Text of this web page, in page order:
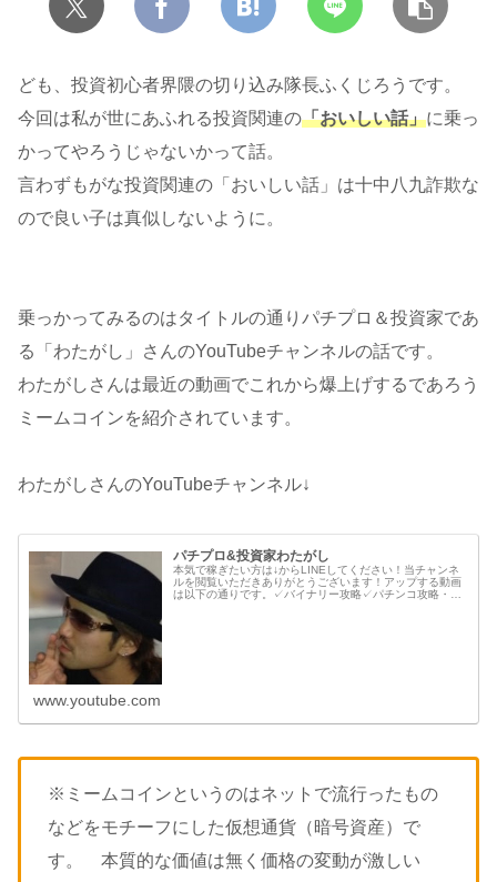
ども、投資初心者界隈の切り込み隊長ふくじろうです。
今回は私が世にあふれる投資関連の「おいしい話」に乗っ
かってやろうじゃないかって話。
言わずもがな投資関連の「おいしい話」は十中八九詐欺な
ので良い子は真似しないように。
乗っかってみるのはタイトルの通りパチプロ＆投資家であ
る「わたがし」さんのYouTubeチャンネルの話です。
わたがしさんは最近の動画でこれから爆上げするであろう
ミームコインを紹介されています。
わたがしさんのYouTubeチャンネル↓
パチプロ&投資家わたがし
本気で稼ぎたい方は↓からLINEしてください！当チャンネ
ルを閲覧いただきありがとうございます！アップする動画
は以下の通りです。✓バイナリー攻略✓パチンコ攻略・速
www.youtube.com
※ミームコインというのはネットで流行ったもの
などをモチーフにした仮想通貨（暗号資産）で
す。 本質的な価値は無く価格の変動が激しい